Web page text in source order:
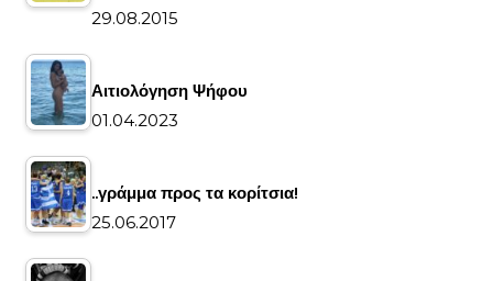
29.08.2015
Αιτιολόγηση Ψήφου
01.04.2023
..γράμμα προς τα κορίτσια!
25.06.2017